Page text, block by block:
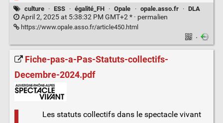
culture · ESS · égalité_FH · Opale · opale.asso.fr · DLA
April 2, 2025 at 5:38:32 PM GMT+2 * · permalien
https://www.opale.asso.fr/article450.html
·
Fiche-pas-a-Pas-Statuts-collectifs-
Decembre-2024.pdf
Les statuts collectifs dans le spectacle vivant